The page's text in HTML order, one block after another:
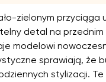
zielonym przyciąga
detal na
modelowi
sprawiają, że
stylizacji. Te